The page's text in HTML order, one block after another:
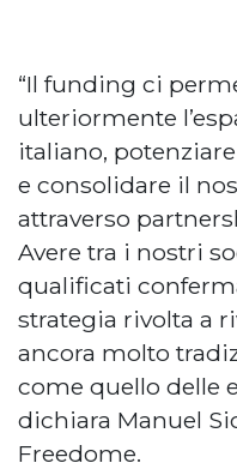
“Il funding ci
ulteriormente
italiano,
e consolidare il
attraverso
Avere tra i nostri
qualificati
strategia rivolta a
ancora molto
come quello delle
dichiara Manuel
Freedome.